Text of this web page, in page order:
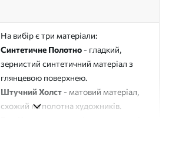
На вибір є три матеріали:
Синтетичне Полотно - гладкий,
зернистий синтетичний матеріал з
глянцевою поверхнею.
Штучний Холст - матовий матеріал,
схожий на полотна художників.